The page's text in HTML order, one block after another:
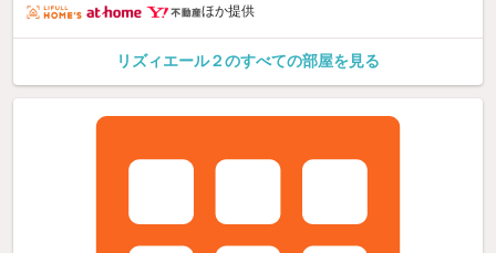
ほか提供
リズィエール２のすべての部屋を見る